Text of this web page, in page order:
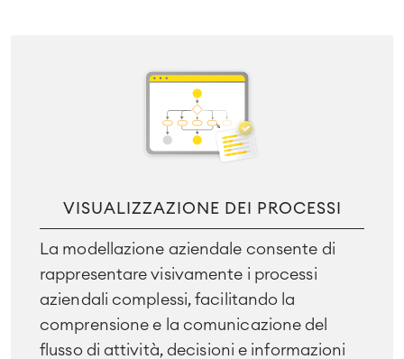
VISUALIZZAZIONE DEI PROCESSI
La modellazione aziendale consente di
rappresentare visivamente i processi
aziendali complessi, facilitando la
comprensione e la comunicazione del
flusso di attività, decisioni e informazioni